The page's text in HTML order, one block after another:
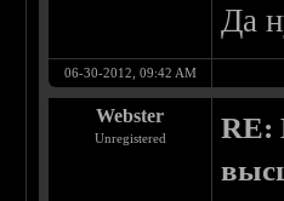
Да
06-30-2012, 09:42 AM
Webster
Unregistered
RE: